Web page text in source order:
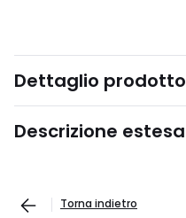
Dettaglio prodotto
Descrizione estesa
Torna indietro